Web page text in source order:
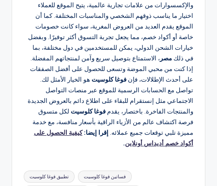
والإكسسوارات من علامات تجارية عالمية، يتيح الموقع للعملاء
اختيار ما يناسب ذوقهم الشخصي والمناسبات المختلفة. كما أن
الموقع يقدم العديد من العروض المغرية، سواء كانت خصومات
خاصة أو أكواد خصم، مما يجعل تجربة التسوق أكثر توفيرًا. وبفضل
خيارات الشحن الدولي، يمكن للمستخدمين في دول مختلفة، بما
في ذلك مصر ، الاستمتاع بتوصيل سريع وآمن لمنتجاتهم المفضلة.
إذا كنت من محبي الموضة وتسعى للحصول على أفضل الصفقات
على أحدث الإطلالات، فإن فوغا كلوسيت هو الخيار الأمثل لك.
تواصل مع الحسابات الرسمية للموقع عبر منصات التواصل
الاجتماعي مثل إنستقرام للبقاء على اطلاع دائم بالعروض الجديدة
والمنتجات الفاخرة. باختصار، يقدم فوغا كلوسيت لكل متسوق
فرصة اكتشاف عالم من الأزياء الراقية بأسعار منافسة، مع خدمة
مميزة تلبي توقعات جميع عملائه. إقرا إيضا:كيفية الحصول على
أكواد خصم أديداس أونلاين.
تطبيق فوغا كلوسيت فساتين فوغا كلوسيت